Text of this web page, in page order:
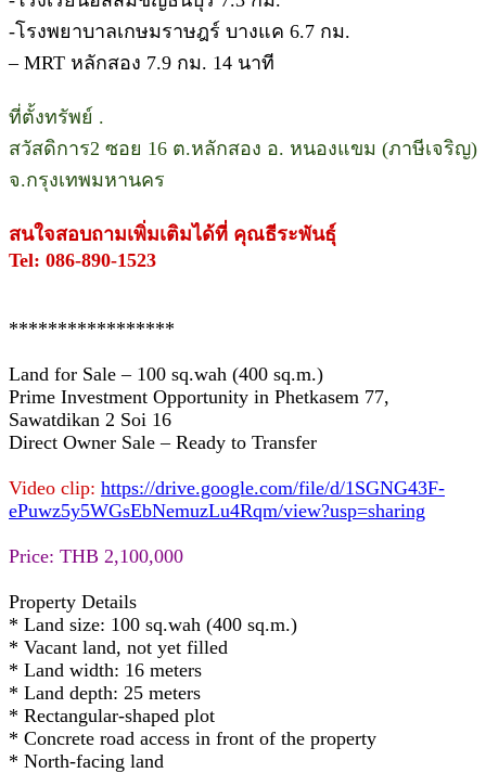
-โรงพยาบาลเกษมราษฎร์ บางแค 6.7 กม.
– MRT หลักสอง 7.9 กม. 14 นาที
ที่ตั้งทรัพย์ .
สวัสดิการ2 ซอย 16 ต.หลักสอง อ. หนองแขม (ภาษีเจริญ)
จ.กรุงเทพมหานคร
สนใจสอบถามเพิ่มเติมได้ที่ คุณธีระพันธุ์
Tel: 086-890-1523
*****************
Land for Sale – 100 sq.wah (400 sq.m.)
Prime Investment Opportunity in Phetkasem 77,
Sawatdikan 2 Soi 16
Direct Owner Sale – Ready to Transfer
Video clip: https://drive.google.com/file/d/1SGNG43F-
ePuwz5y5WGsEbNemuzLu4Rqm/view?usp=sharing
Price: THB 2,100,000
Property Details
* Land size: 100 sq.wah (400 sq.m.)
* Vacant land, not yet filled
* Land width: 16 meters
* Land depth: 25 meters
* Rectangular-shaped plot
* Concrete road access in front of the property
* North-facing land